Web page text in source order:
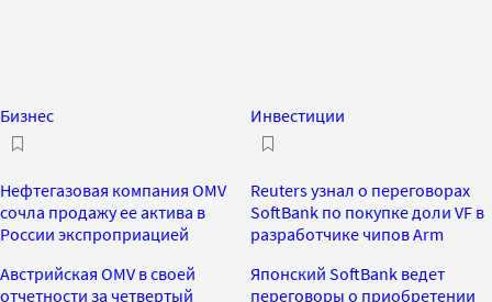
Бизнес
Нефтегазовая компания OMV
сочла продажу ее актива в
России экспроприацией
Австрийская OMV в своей
отчетности за четвертый
Инвестиции
Reuters узнал о переговорах
SoftBank по покупке доли VF в
разработчике чипов Arm
Японский SoftBank ведет
переговоры о приобретении